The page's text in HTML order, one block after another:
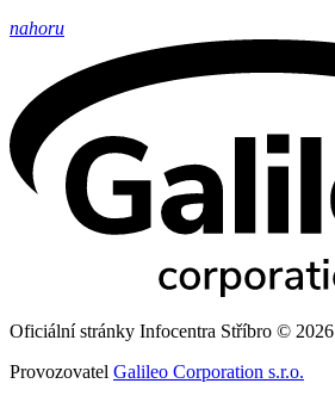
nahoru
Oficiální stránky Infocentra Stříbro © 2026
Provozovatel Galileo Corporation s.r.o.